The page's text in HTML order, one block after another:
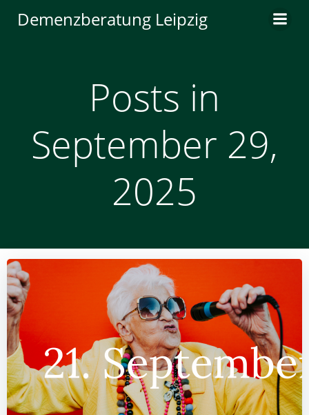
Inhalt
Demenzberatung Leipzig
Posts in
September 29,
2025